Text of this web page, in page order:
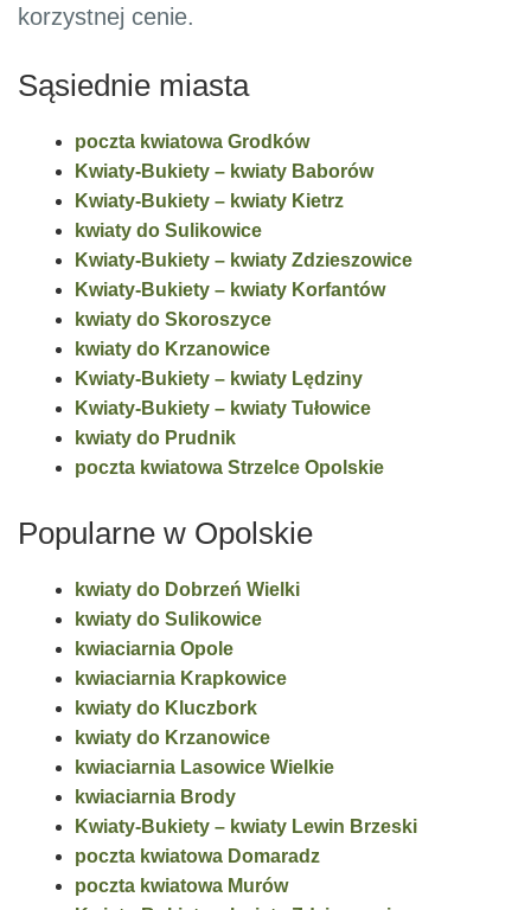
korzystnej cenie.
Sąsiednie miasta
poczta kwiatowa Grodków
Kwiaty-Bukiety – kwiaty Baborów
Kwiaty-Bukiety – kwiaty Kietrz
kwiaty do Sulikowice
Kwiaty-Bukiety – kwiaty Zdzieszowice
Kwiaty-Bukiety – kwiaty Korfantów
kwiaty do Skoroszyce
kwiaty do Krzanowice
Kwiaty-Bukiety – kwiaty Lędziny
Kwiaty-Bukiety – kwiaty Tułowice
kwiaty do Prudnik
poczta kwiatowa Strzelce Opolskie
Popularne w Opolskie
kwiaty do Dobrzeń Wielki
kwiaty do Sulikowice
kwiaciarnia Opole
kwiaciarnia Krapkowice
kwiaty do Kluczbork
kwiaty do Krzanowice
kwiaciarnia Lasowice Wielkie
kwiaciarnia Brody
Kwiaty-Bukiety – kwiaty Lewin Brzeski
poczta kwiatowa Domaradz
poczta kwiatowa Murów